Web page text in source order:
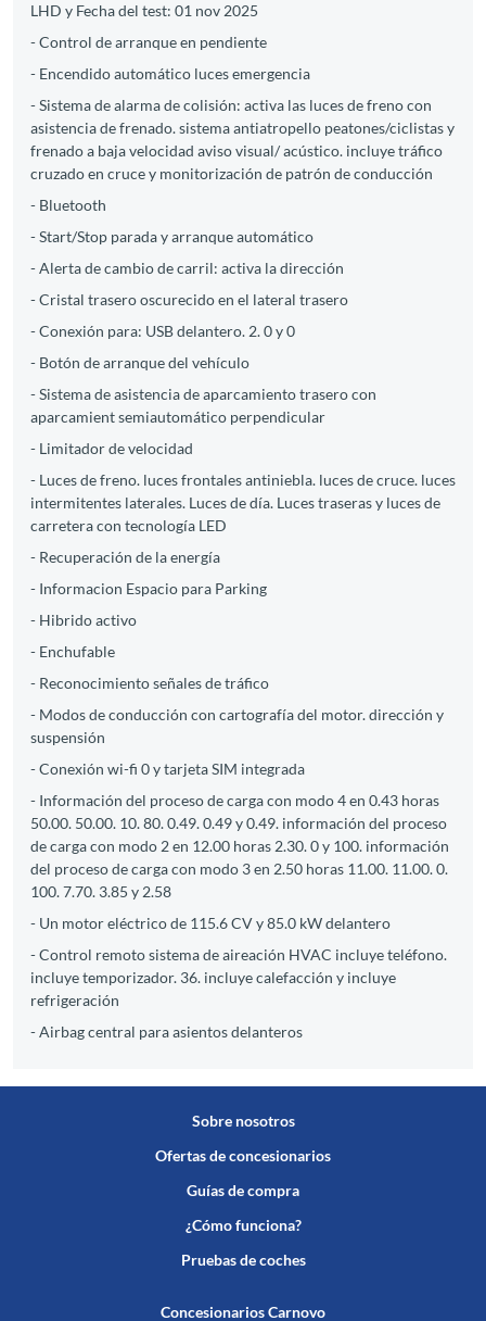
LHD y Fecha del test: 01 nov 2025
- Control de arranque en pendiente
- Encendido automático luces emergencia
- Sistema de alarma de colisión: activa las luces de freno con
asistencia de frenado. sistema antiatropello peatones/ciclistas y
frenado a baja velocidad aviso visual/ acústico. incluye tráfico
cruzado en cruce y monitorización de patrón de conducción
- Bluetooth
- Start/Stop parada y arranque automático
- Alerta de cambio de carril: activa la dirección
- Cristal trasero oscurecido en el lateral trasero
- Conexión para: USB delantero. 2. 0 y 0
- Botón de arranque del vehículo
- Sistema de asistencia de aparcamiento trasero con
aparcamient semiautomático perpendicular
- Limitador de velocidad
- Luces de freno. luces frontales antiniebla. luces de cruce. luces
intermitentes laterales. Luces de día. Luces traseras y luces de
carretera con tecnología LED
- Recuperación de la energía
- Informacion Espacio para Parking
- Hibrido activo
- Enchufable
- Reconocimiento señales de tráfico
- Modos de conducción con cartografía del motor. dirección y
suspensión
- Conexión wi-fi 0 y tarjeta SIM integrada
- Información del proceso de carga con modo 4 en 0.43 horas
50.00. 50.00. 10. 80. 0.49. 0.49 y 0.49. información del proceso
de carga con modo 2 en 12.00 horas 2.30. 0 y 100. información
del proceso de carga con modo 3 en 2.50 horas 11.00. 11.00. 0.
100. 7.70. 3.85 y 2.58
- Un motor eléctrico de 115.6 CV y 85.0 kW delantero
- Control remoto sistema de aireación HVAC incluye teléfono.
incluye temporizador. 36. incluye calefacción y incluye
refrigeración
- Airbag central para asientos delanteros
Sobre nosotros
Ofertas de concesionarios
Guías de compra
¿Cómo funciona?
Pruebas de coches
Concesionarios Carnovo